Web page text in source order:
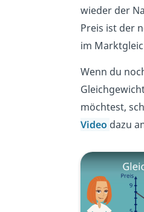
wieder der
Preis ist der
im
Wenn du
möchtest,
Video dazu